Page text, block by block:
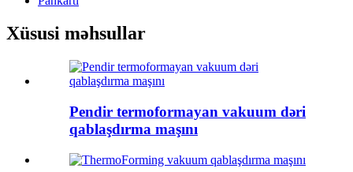
Xüsusi məhsullar
Pendir termoformayan vakuum dəri
qablaşdırma maşını